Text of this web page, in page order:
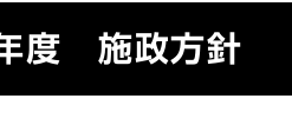
度 施政方針